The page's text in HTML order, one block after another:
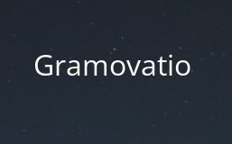
Gramovatio